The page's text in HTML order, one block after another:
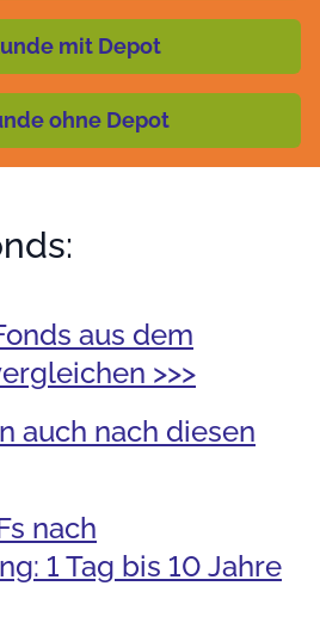
mit Depot
ohne Depot
aus dem
>>>
auch nach diesen
nach
1 Tag bis 10 Jahre